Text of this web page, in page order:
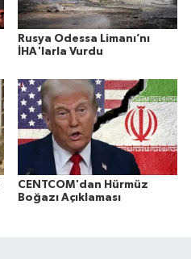
Rusya Odessa Limanı’nı
İHA'larla Vurdu
CENTCOM'dan Hürmüz
Boğazı Açıklaması